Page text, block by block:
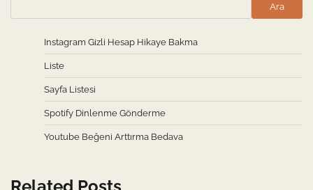
Ara
Instagram Gizli Hesap Hikaye Bakma
Liste
Sayfa Listesi
Spotify Dinlenme Gönderme
Youtube Beğeni Arttırma Bedava